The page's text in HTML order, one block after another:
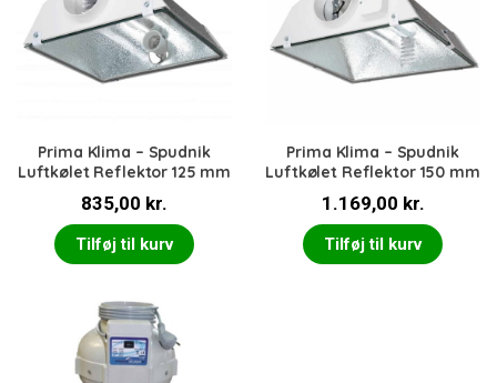
Prima Klima – Spudnik
Luftkølet Reflektor 125 mm
835,00 kr.
Tilføj til kurv
Prima Klima – Spudnik
Luftkølet Reflektor 150 mm
1.169,00 kr.
Tilføj til kurv